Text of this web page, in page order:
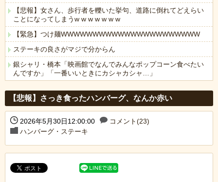
【悲報】女さん、歩行者を轢いた挙句、道路に倒れてどえらい
ことになってしまうw w w w w w w
【緊急】つけ麺WWWWWWWWWWWWWWWWWWWWWW
ステーキの良さがマジで分からん
銀シャリ・橋本「映画館でなんでみんなポップコーン食べたい
んですか」「一番いいときにカシャカシャ…」
【悲報】さっき食ったハンバーグ、なんか赤い
2026年5月30日12:00:00
コメント(23)
ハンバーグ・ステーキ